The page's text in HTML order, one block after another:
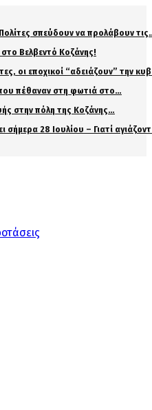
σπεύδουν να προλάβουν
Βελβεντό Κοζάνης!
οι εποχικοί “αδειάζουν” την
πέθαναν στη φωτιά στο…
στην πόλη της Κοζάνης…
σήμερα 28 Ιουλίου – Γιατί